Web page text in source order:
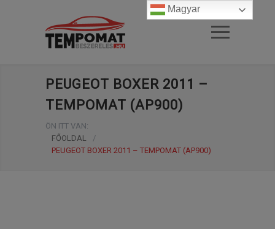
PEUGEOT BOXER 2011 –
TEMPOMAT (AP900)
ÖN ITT VAN:
FŐOLDAL
/
PEUGEOT BOXER 2011 – TEMPOMAT (AP900)
Magyar